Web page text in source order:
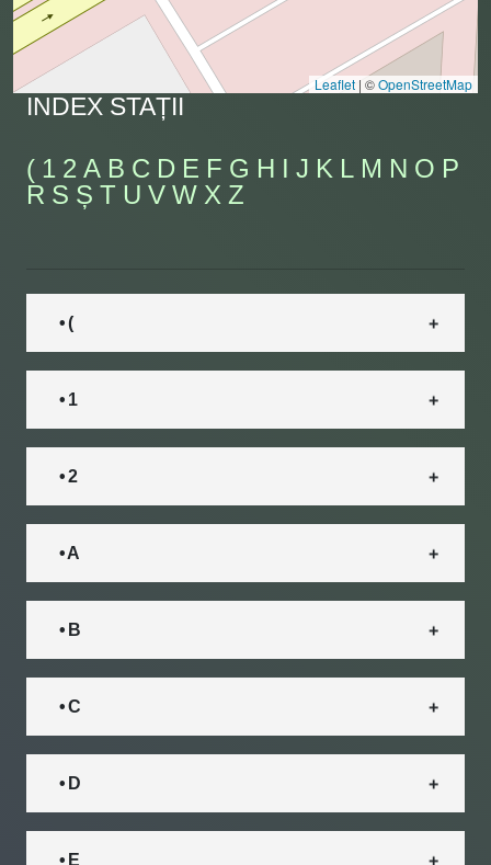
Leaflet | ©OpenStreetMap
INDEX STAȚII
( 1 2 A B C D E F G H I J K L M N O P
R S Ș T U V W X Z
• (
• 1
• 2
• A
• B
• C
• D
• E